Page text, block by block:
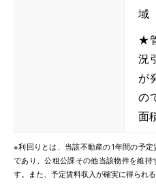
域
★
況
が
の
面
※利回りとは、当該不動産の1年間の予
であり、公租公課その他当該物件を維
す。また、予定賃料収入が確実に得られ